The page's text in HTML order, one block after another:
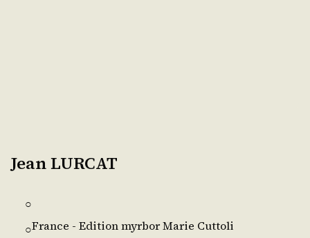
Jean LURCAT
○
○France - Edition myrbor Marie Cuttoli